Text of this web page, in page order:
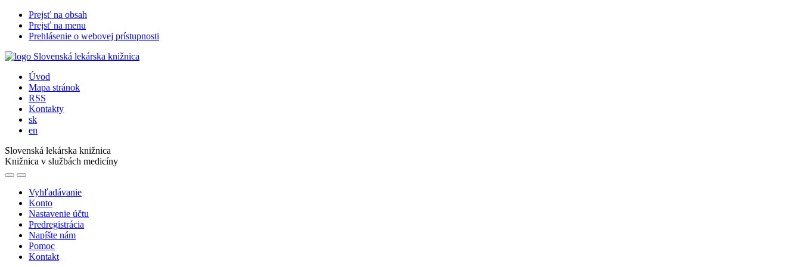
Prejsť na obsah
Prejsť na menu
Prehlásenie o webovej prístupnosti
Úvod
Mapa stránok
RSS
Kontakty
sk
en
Slovenská lekárska knižnica
Knižnica v službách medicíny
Vyhľadávanie
Konto
Nastavenie účtu
Predregistrácia
Napíšte nám
Pomoc
Kontakt